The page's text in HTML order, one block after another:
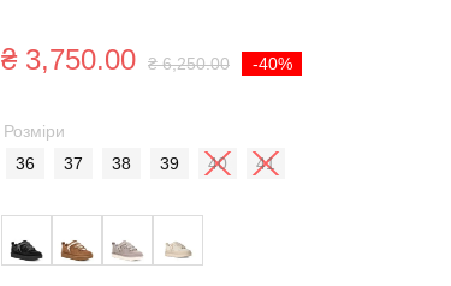
-40%
₴6,250.00
Оригінальна
₴3,750.00
Поточна
Розміри
36
37 38 39 40 41